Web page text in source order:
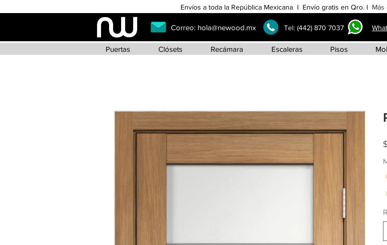
Envíos a toda la República Mexicana I Envío gratis en Qro. I Más
Correo: hola@newood.mx Tel: (442) 870 7037
Puertas Clósets Recámara Escaleras Pisos